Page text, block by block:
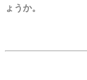
ょうか。